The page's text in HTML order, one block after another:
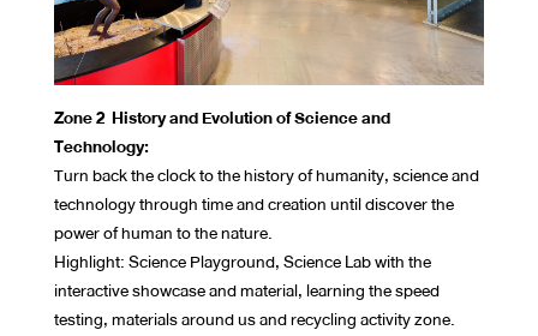
Zone 2 History and Evolution of Science and
Technology:
Turn back the clock to the history of humanity, science and
technology through time and creation until discover the
power of human to the nature.
Highlight: Science Playground, Science Lab with the
interactive showcase and material, learning the speed
testing, materials around us and recycling activity zone.